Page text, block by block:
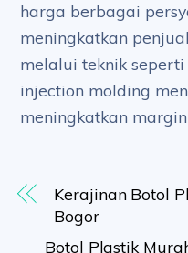
harga berbagai
meningkatkan
melalui teknik
injection molding
meningkatkan
Kerajinan Botol
Bogor
Botol Plastik